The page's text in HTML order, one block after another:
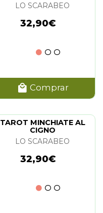
LO SCARABEO
32,90€
Comprar
TAROT MINCHIATE AL
CIGNO
LO SCARABEO
32,90€